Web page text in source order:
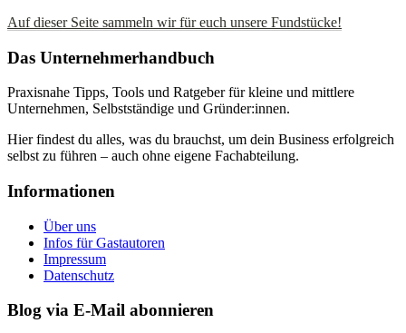
Auf dieser Seite sammeln wir für euch unsere Fundstücke!
Das Unternehmerhandbuch
Praxisnahe Tipps, Tools und Ratgeber für kleine und mittlere
Unternehmen, Selbstständige und Gründer:innen.
Hier findest du alles, was du brauchst, um dein Business erfolgreich
selbst zu führen – auch ohne eigene Fachabteilung.
Informationen
Über uns
Infos für Gastautoren
Impressum
Datenschutz
Blog via E-Mail abonnieren